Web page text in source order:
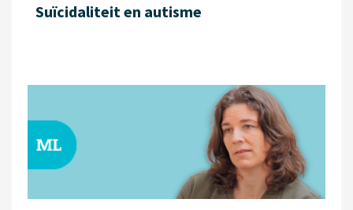
Suïcidaliteit en autisme